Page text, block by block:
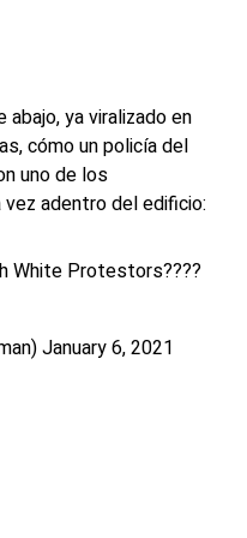
ya viralizado en
cómo un policía del
uno de los
adentro del edificio:
White Protestors????
January 6, 2021